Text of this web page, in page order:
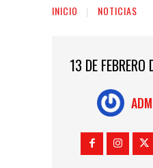
INICIO NOTICIAS
13 DE